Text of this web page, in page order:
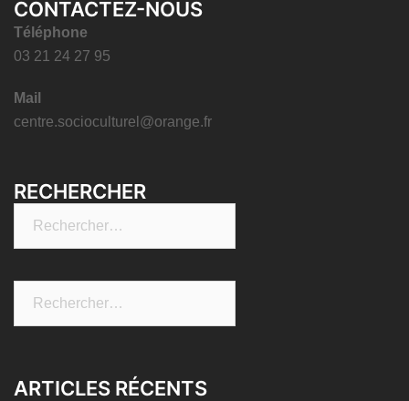
CONTACTEZ-NOUS
Téléphone
03 21 24 27 95
Mail
centre.socioculturel@orange.fr
RECHERCHER
ARTICLES RÉCENTS